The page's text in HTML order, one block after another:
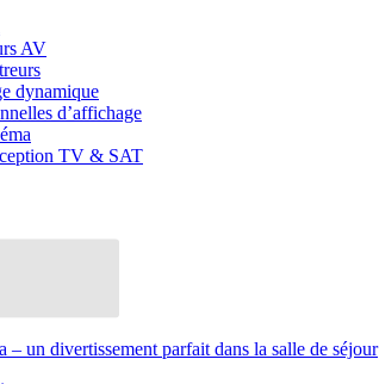
AV
dynamique
d’affichage
TV & SAT
un divertissement parfait dans la salle de séjour